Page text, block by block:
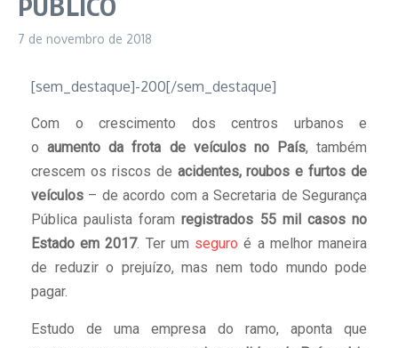
7 de novembro de 2018
[sem_destaque]-200[/sem_destaque]
Com o crescimento dos centros urbanos e
oaumento da frota de veículos no País, também
crescem os riscos de acidentes, roubos e furtos de
veículos – de acordo com a Secretaria de Segurança
Pública paulista foramregistrados 55 mil casos no
Estado em 2017. Ter um seguro é a melhor maneira
de reduzir o prejuízo, mas nem todo mundo pode
pagar.
Estudo de uma empresa do ramo, aponta que